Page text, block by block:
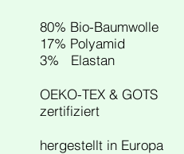
80% Bio-Baumwolle
17% Polyamid
3% Elastan
OEKO-TEX & GOTS
zertifiziert
hergestellt in Europa